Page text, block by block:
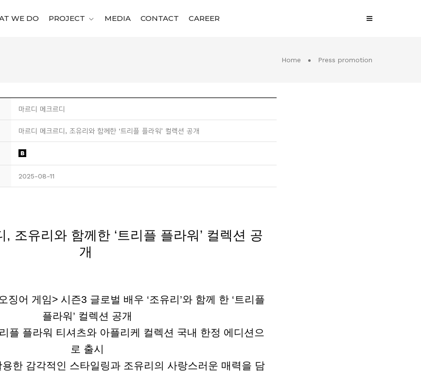
WE DO PROJECT MEDIA CONTACT CAREER
Home Press promotion
마르디 메크르디
마르디 메크르디, 조유리와 함께한 ‘트리플 플라워’ 컬렉션 공개
2025-08-11
, 조유리와 함께한 ‘트리플 플라워’ 컬렉션 공
개
오징어 게임> 시즌3 글로벌 배우 ‘조유리’와 함께 한 ‘트리플
플라워’ 컬렉션 공개
플 플라워 티셔츠와 아플리케 컬렉션 국내 한정 에디션으
로 출시
용한 감각적인 스타일링과 조유리의 사랑스러운 매력을 담